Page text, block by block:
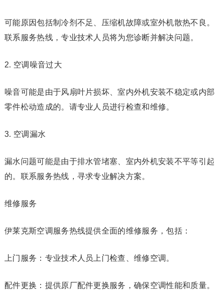
可能原因包括制冷剂不足、压缩机故障或室外机散热不良。
联系服务热线，专业技术人员将为您诊断并解决问题。
2. 空调噪音过大
噪音可能是由于风扇叶片损坏、室内外机安装不稳定或内部
零件松动造成的。请专业人员进行检查和维修。
3. 空调漏水
漏水问题可能是由于排水管堵塞、室内外机安装不平等引起
的。联系服务热线，寻求专业解决方案。
维修服务
伊莱克斯空调服务热线提供全面的维修服务，包括：
上门服务：专业技术人员上门检查、维修空调。
配件更换：提供原厂配件更换服务，确保空调性能和质量。